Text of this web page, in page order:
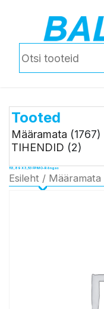
Tooted
Määramata (1767)
TIHENDID (2)
113,89 X 3,53 FPM O-Rõngas
Esileht / Määramata